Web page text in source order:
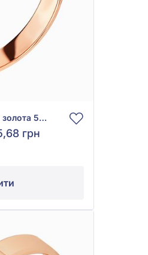
Обручка з червоного золота 585° без вставки, арт. КО035со
грн